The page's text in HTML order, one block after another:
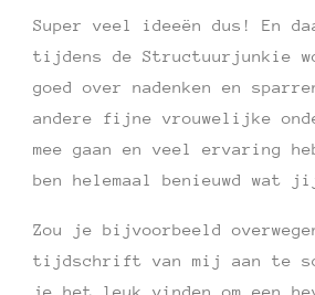
Super veel ideeën dus! En
tijdens de Structuurjunkie
goed over nadenken en
andere fijne vrouwelijke
mee gaan en veel ervaring
ben helemaal benieuwd wat
Zou je bijvoorbeeld
tijdschrift van mij aan te